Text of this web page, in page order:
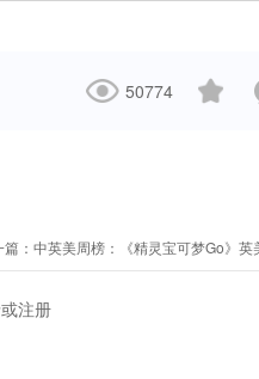
50774
： 中英美周榜：《精灵宝可梦Go》英
或注册